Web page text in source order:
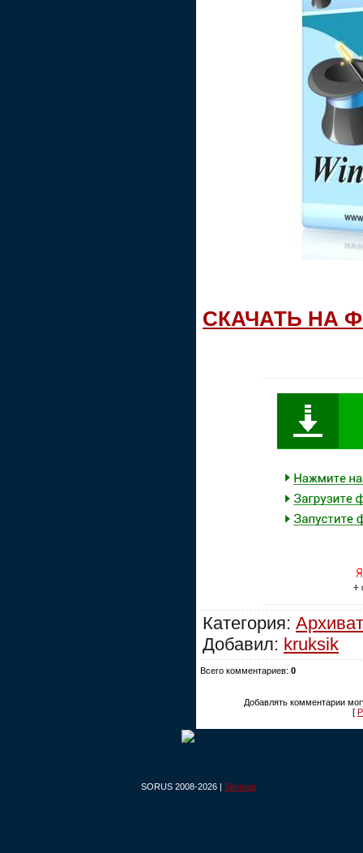
СКАЧАТЬ НА
Категория:
Добавил: kruksik
Всего комментариев: 0
Добавлять комментарии
[
SORUS 2008-2026 | Sitemap